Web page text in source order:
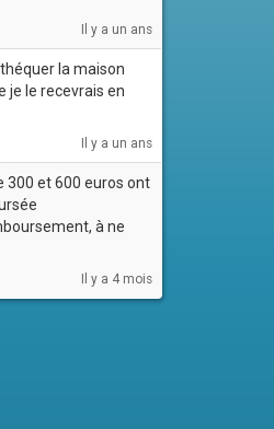
Il y a un ans
la maison
je le recevrais en
Il y a un ans
300 et 600 euros ont
à ne
Il y a 4 mois